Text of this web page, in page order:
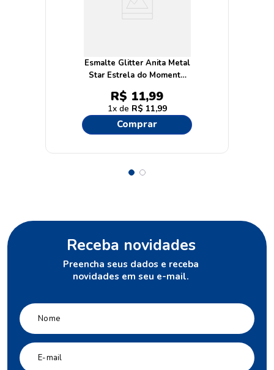
Esmalte Glitter Anita Metal
Star Estrela do Momento
Metálico 10ml
R$ 11,99
1 R$ 11,99
Comprar
Receba novidades
Preencha seus dados e receba
novidades em seu e-mail.